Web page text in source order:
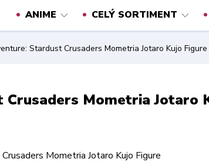
ANIME CELÝ SORTIMENT
Stardust Crusaders Mometria Jotaro Kujo Figure
Mometria Jotaro